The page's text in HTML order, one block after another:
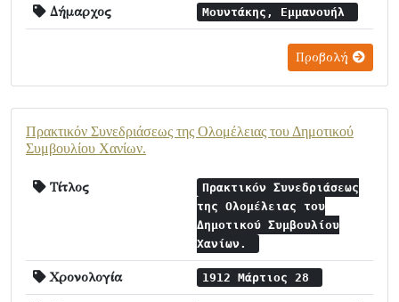
Δήμαρχος Μουντάκης, Εμμανουήλ
Προβολή
Πρακτικόν Συνεδριάσεως της Ολομέλειας του Δημοτικού
Συμβουλίου Χανίων.
Τίτλος
Πρακτικόν Συνεδριάσεως
της Ολομέλειας του
Δημοτικού Συμβουλίου
Χανίων.
Χρονολογία 1912 Μάρτιος 28